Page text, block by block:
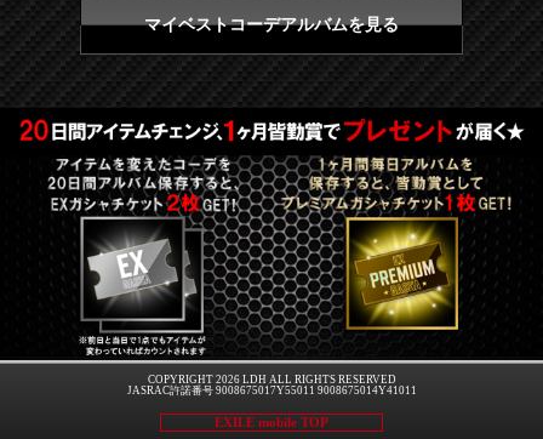
マイベストコーデアルバムを見る
COPYRIGHT 2026 LDH ALL RIGHTS RESERVED
JASRAC許諾番号 9008675017Y55011 9008675014Y41011
EXILE mobile TOP